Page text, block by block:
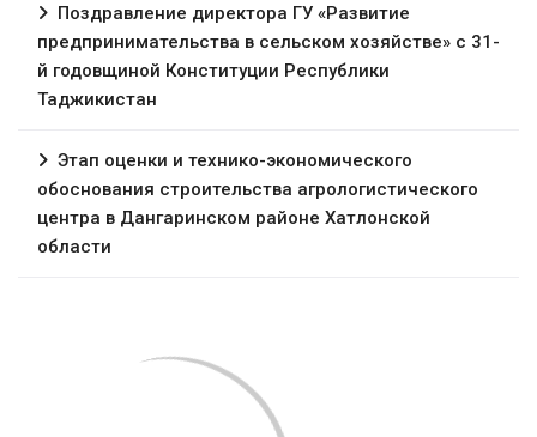
Поздравление директора ГУ «Развитие
предпринимательства в сельском хозяйстве» с 31-
й годовщиной Конституции Республики
Таджикистан
Этап оценки и технико-экономического
обоснования строительства агрологистического
центра в Дангаринском районе Хатлонской
области